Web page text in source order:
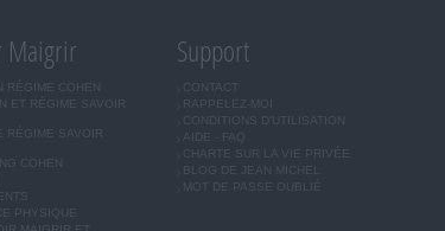
Maigrir
RÉGIME COHEN
ET RÉGIME SAVOIR
RÉGIME SAVOIR
COHEN
PHYSIQUE
Support
CONTACT
RAPPELEZ-MOI
CONDITIONS D'UTILISATION
AIDE - FAQ
CHARTE SUR LA VIE PRIVÉE
BLOG DE JEAN MICHEL
MOT DE PASSE OUBLIÉ